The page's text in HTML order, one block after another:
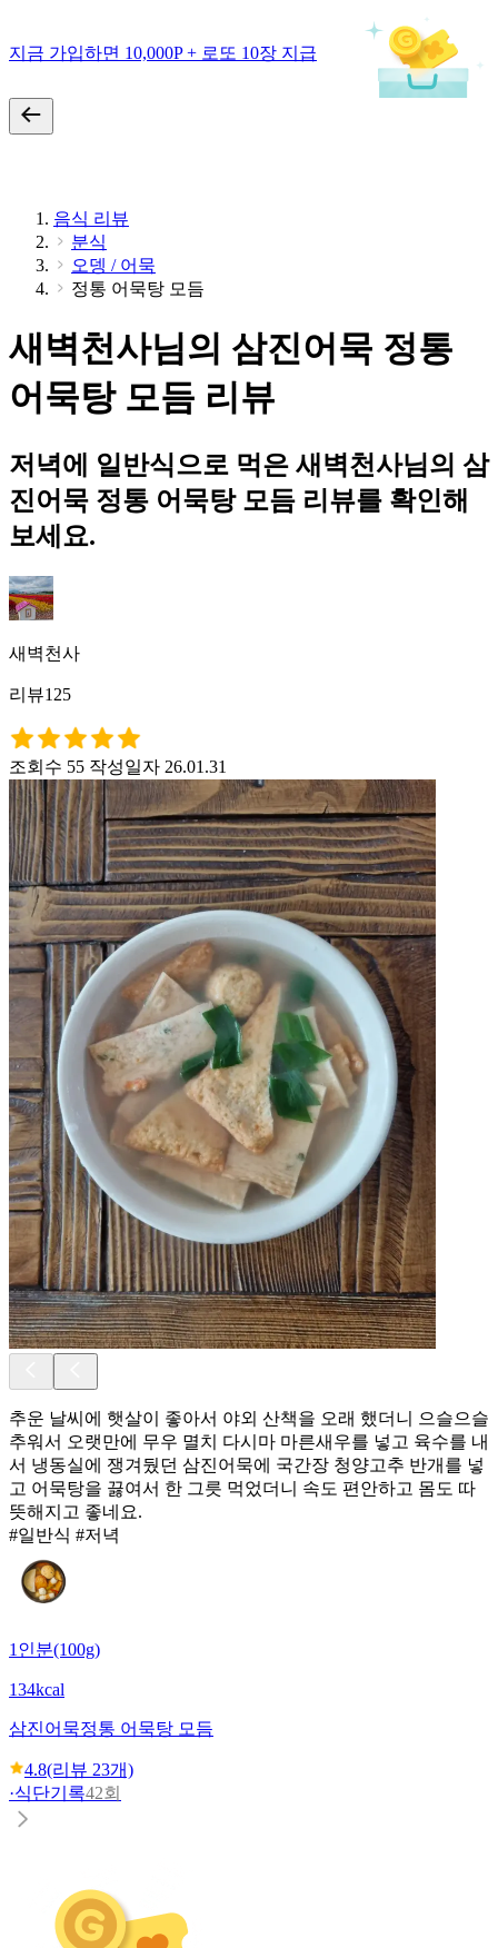
지금 가입하면 10,000P + 로또 10장 지급
음식 리뷰
분식
오뎅 / 어묵
정통 어묵탕 모듬
새벽천사님의 삼진어묵 정통
어묵탕 모듬 리뷰
저녁에 일반식으로 먹은 새벽천사님의 삼
진어묵 정통 어묵탕 모듬 리뷰를 확인해
보세요.
새벽천사
리뷰125
조회수 55 작성일자 26.01.31
추운 날씨에 햇살이 좋아서 야외 산책을 오래 했더니 으슬으슬
추워서 오랫만에 무우 멸치 다시마 마른새우를 넣고 육수를 내
서 냉동실에 쟁겨뒀던 삼진어묵에 국간장 청양고추 반개를 넣
고 어묵탕을 끓여서 한 그릇 먹었더니 속도 편안하고 몸도 따
뜻해지고 좋네요.
#일반식 #저녁
1인분(100g)
134kcal
삼진어묵정통 어묵탕 모듬
4.8(리뷰 23개)
·식단기록42회